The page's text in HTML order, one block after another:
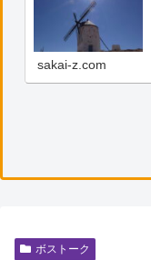
sakai-z.com
ボストーク